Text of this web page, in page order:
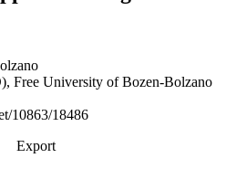
Free University of Bozen-Bolzano
10863/18486
Export